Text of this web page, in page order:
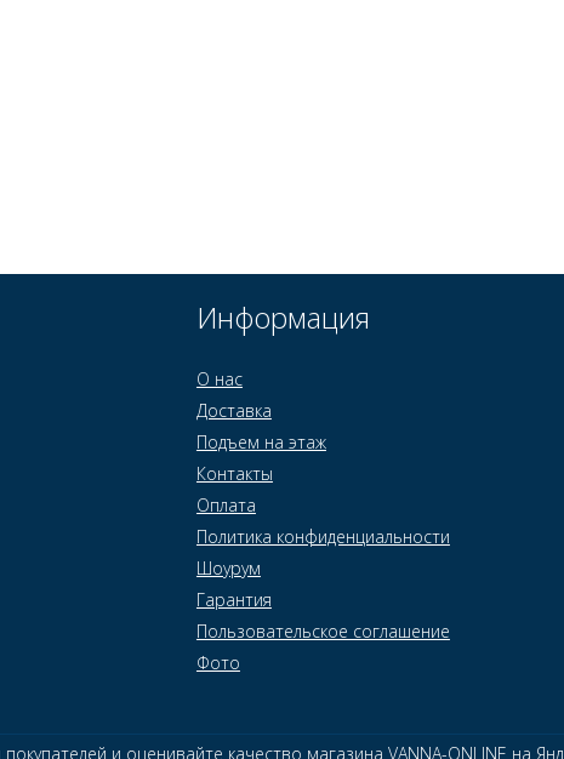
Информация
О нас
Доставка
Подъем на этаж
Контакты
Оплата
Политика конфиденциальности
Шоурум
Гарантия
Пользовательское соглашение
Фото